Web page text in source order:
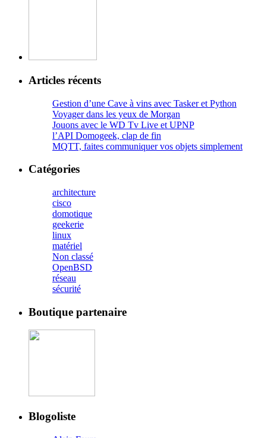
Articles récents
Gestion d’une Cave à vins avec Tasker et Python
Voyager dans les yeux de Morgan
Jouons avec le WD Tv Live et UPNP
l’API Domogeek, clap de fin
MQTT, faites communiquer vos objets simplement
Catégories
architecture
cisco
domotique
geekerie
linux
matériel
Non classé
OpenBSD
réseau
sécurité
Boutique partenaire
Blogoliste